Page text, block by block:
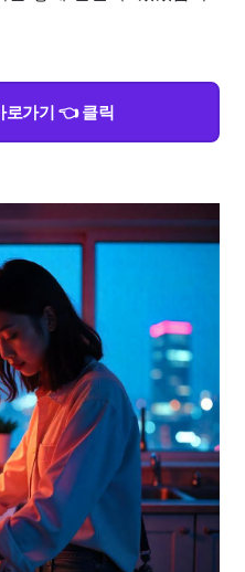
로가기 👈 클릭